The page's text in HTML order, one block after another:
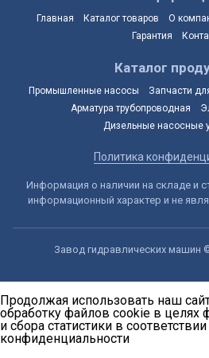
Главная Каталог товаров О
Гарантия
Каталог
Промышленные насосы
Запчасти
Арматура трубопроводная
Дизельные насосные
Политика
Информация о наличии на складе и
информационный характер и не
Завод гидравлических машин
Продолжая использовать наш
обработку файлов cookie в целях
и сбора статистики в соответствии
конфиденциальности